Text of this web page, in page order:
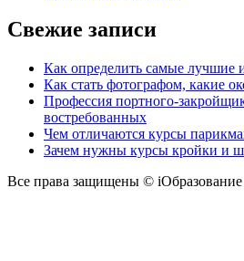
Свежие записи
Как определить самые лучшие
Как стать фотографом, какие
Профессия портного-
востребованных
Чем отличаются курсы
Зачем нужны курсы кройки и
Все права защищены © iОбразование